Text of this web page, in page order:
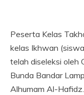
Peserta Kelas
kelas Ikhwan
telah diseleksi oleh
Bunda Bandar
Alhumam Al-